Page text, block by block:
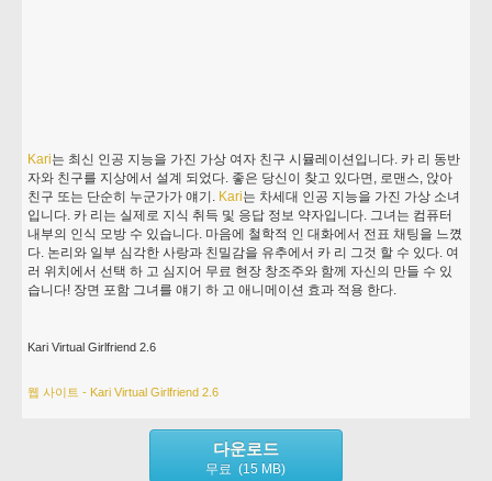
Kari는 최신 인공 지능을 가진 가상 여자 친구 시뮬레이션입니다. 카 리 동반
자와 친구를 지상에서 설계 되었다. 좋은 당신이 찾고 있다면, 로맨스, 앉아
친구 또는 단순히 누군가가 얘기. Kari는 차세대 인공 지능을 가진 가상 소녀
입니다. 카 리는 실제로 지식 취득 및 응답 정보 약자입니다. 그녀는 컴퓨터
내부의 인식 모방 수 있습니다. 마음에 철학적 인 대화에서 전표 채팅을 느꼈
다. 논리와 일부 심각한 사랑과 친밀감을 유추에서 카 리 그것 할 수 있다. 여
러 위치에서 선택 하 고 심지어 무료 현장 창조주와 함께 자신의 만들 수 있
습니다! 장면 포함 그녀를 얘기 하 고 애니메이션 효과 적용 한다.
Kari Virtual Girlfriend 2.6
웹 사이트 - Kari Virtual Girlfriend 2.6
다운로드
무료 (15 MB)